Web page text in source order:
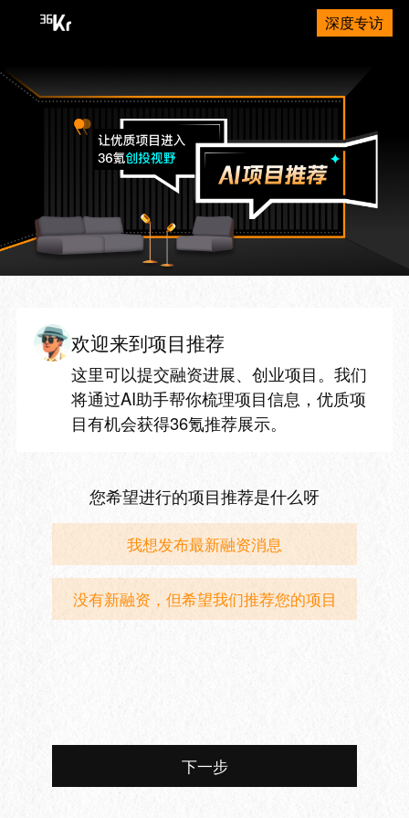
深度专访
欢迎来到项目推荐
这里可以提交融资进展、创业项目。我们
将通过AI助手帮你梳理项目信息，优质项
目有机会获得36氪推荐展示。
您希望进行的项目推荐是什么呀
我想发布最新融资消息
没有新融资，但希望我们推荐您的项目
下一步